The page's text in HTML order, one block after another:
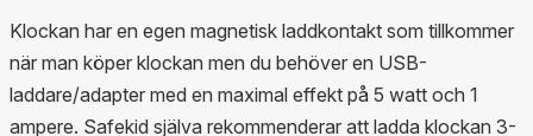
Klockan har en egen magnetisk laddkontakt som tillkommer
när man köper klockan men du behöver en USB-
laddare/adapter med en maximal effekt på 5 watt och 1
ampere. Safekid själva rekommenderar att ladda klockan 3-